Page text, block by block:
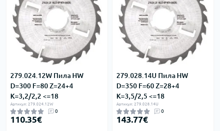
279.024.12W Пила HW
D=300 F=80 Z=24+4
K=3,2/2,2 <=18
Артикул: 279.024.12W
0
110.35€
279.028.14U Пила HW
D=350 F=60 Z=28+4
K=3,5/2,5 <=18
Артикул: 279.028.14U
0
143.77€